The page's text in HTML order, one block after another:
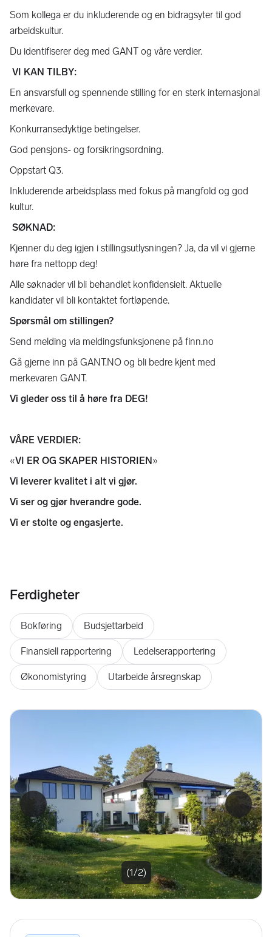
Som kollega er du inkluderende og en bidragsyter til god
arbeidskultur.
Du identifiserer deg med GANT og våre verdier.
VI KAN TILBY:
En ansvarsfull og spennende stilling for en sterk internasjonal
merkevare.
Konkurransedyktige betingelser.
God pensjons- og forsikringsordning.
Oppstart Q3.
Inkluderende arbeidsplass med fokus på mangfold og god
kultur.
SØKNAD:
Kjenner du deg igjen i stillingsutlysningen? Ja, da vil vi gjerne
høre fra nettopp deg!
Alle søknader vil bli behandlet konfidensielt. Aktuelle
kandidater vil bli kontaktet fortløpende.
Spørsmål om stillingen?
Send melding via meldingsfunksjonene på finn.no
Gå gjerne inn på GANT.NO og bli bedre kjent med
merkevaren GANT.
Vi gleder oss til å høre fra DEG!
VÅRE VERDIER:
«VI ER OG SKAPER HISTORIEN»
Vi leverer kvalitet i alt vi gjør.
Vi ser og gjør hverandre gode.
Vi er stolte og engasjerte.
Ferdigheter
Bokføring Budsjettarbeid
Finansiell rapportering Ledelserapportering
Økonomistyring Utarbeide årsregnskap
Forrige bilde Neste
(1/2)